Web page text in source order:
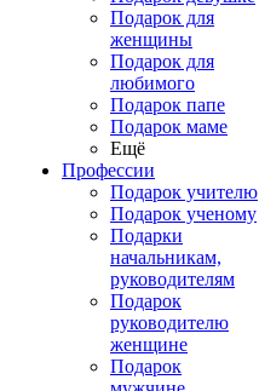
Подарок для
женщины
Подарок для
любимого
Подарок папе
Подарок маме
Ещё
Профессии
Подарок учителю
Подарок ученому
Подарки
начальникам,
руководителям
Подарок
руководителю
женщине
Подарок